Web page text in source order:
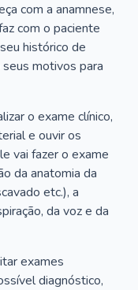
com a anamnese,
com o paciente
histórico de
motivos para
o exame clínico,
e ouvir os
vai fazer o exame
da anatomia da
etc.), a
da voz e da
exames
diagnóstico,